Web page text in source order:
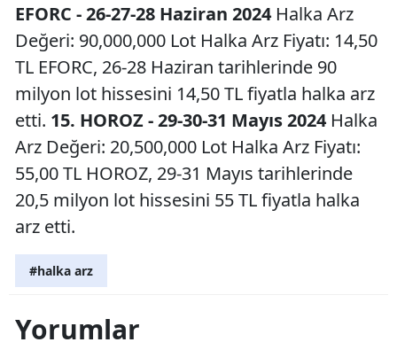
EFORC - 26-27-28 Haziran 2024 Halka Arz
Değeri: 90,000,000 Lot Halka Arz Fiyatı: 14,50
TL EFORC, 26-28 Haziran tarihlerinde 90
milyon lot hissesini 14,50 TL fiyatla halka arz
etti. 15. HOROZ - 29-30-31 Mayıs 2024 Halka
Arz Değeri: 20,500,000 Lot Halka Arz Fiyatı:
55,00 TL HOROZ, 29-31 Mayıs tarihlerinde
20,5 milyon lot hissesini 55 TL fiyatla halka
arz etti.
#halka arz
Yorumlar